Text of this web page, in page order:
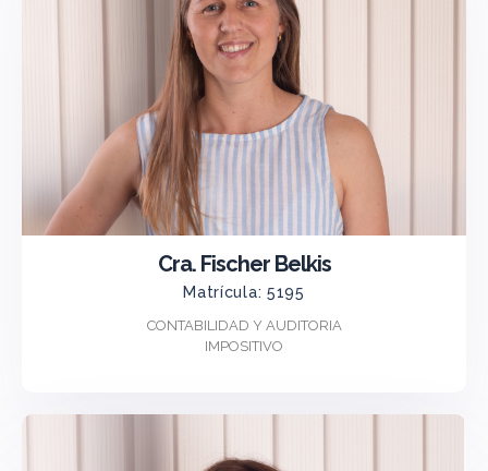
Cra. Fischer Belkis
Matrícula: 5195
CONTABILIDAD Y AUDITORIA
IMPOSITIVO